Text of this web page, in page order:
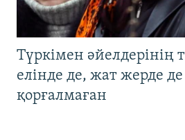
Түркімен әйелдерінің
елінде де, жат жерде
қорғалмаған